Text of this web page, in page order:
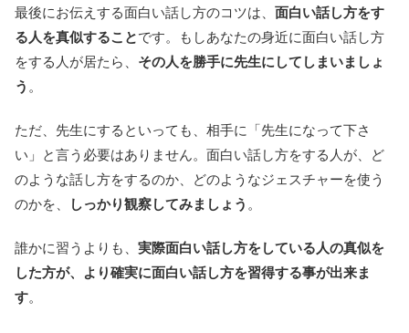
最後にお伝えする面白い話し方のコツは、 面白い話し方をす
る人を真似することです。もしあなたの身近に面白い話し方
をする人が居たら、 その人を勝手に先生にしてしまいましょ
う 。
ただ、先生にするといっても、相手に「先生になって下さ
い」と言う必要はありません。面白い話し方をする人が、ど
のような話し方をするのか、どのようなジェスチャーを使う
のかを、
しっかり観察してみましょう 。
誰かに習うよりも、 実際面白い話し方をしている人の真似を
した方が、より確実に面白い話し方を習得する事が出来ま
す。